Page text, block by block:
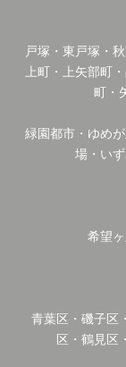
戸塚・東戸塚・
上町・上矢部町
町・
緑園都市・ゆめ
場・い
希望
青葉区・磯子区
区・鶴見区